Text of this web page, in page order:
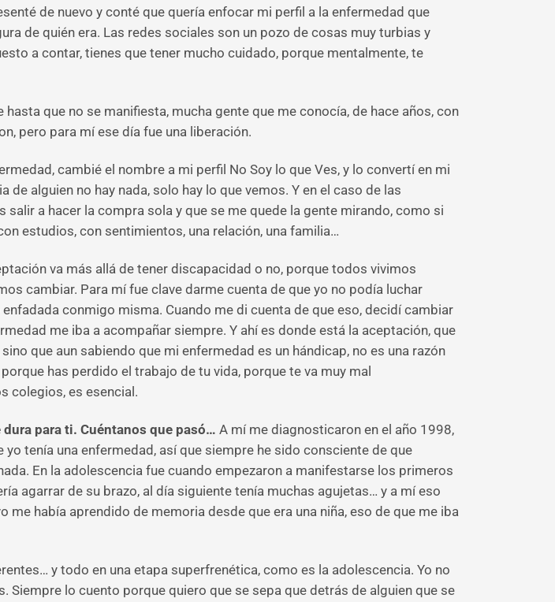
de nuevo y conté que quería enfocar mi perfil a la enfermedad que
de quién era. Las redes sociales son un pozo de cosas muy turbias y
a contar, tienes que tener mucho cuidado, porque mentalmente, te
que no se manifiesta, mucha gente que me conocía, de hace años, con
pero para mí ese día fue una liberación.
cambié el nombre a mi perfil No Soy lo que Ves, y lo convertí en mi
alguien no hay nada, solo hay lo que vemos. Y en el caso de las
salir a hacer la compra sola y que se me quede la gente mirando, como si
estudios, con sentimientos, una relación, una familia…
va más allá de tener discapacidad o no, porque todos vivimos
cambiar. Para mí fue clave darme cuenta de que yo no podía luchar
conmigo misma. Cuando me di cuenta de que eso, decidí cambiar
me iba a acompañar siempre. Y ahí es donde está la aceptación, que
que aun sabiendo que mi enfermedad es un hándicap, no es una razón
has perdido el trabajo de tu vida, porque te va muy mal
colegios, es esencial.
para ti. Cuéntanos que pasó… A mí me diagnosticaron en el año 1998,
tenía una enfermedad, así que siempre he sido consciente de que
En la adolescencia fue cuando empezaron a manifestarse los primeros
agarrar de su brazo, al día siguiente tenía muchas agujetas… y a mí eso
había aprendido de memoria desde que era una niña, eso de que me iba
y todo en una etapa superfrenética, como es la adolescencia. Yo no
lo cuento porque quiero que se sepa que detrás de alguien que se